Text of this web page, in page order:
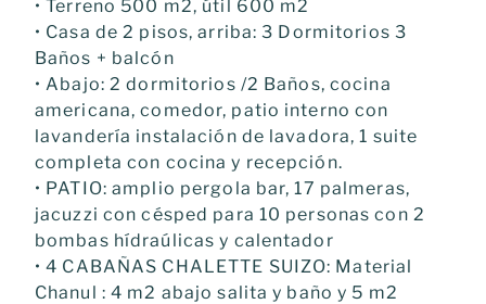
• Terreno 500 m2, útil 600 m2
• Casa de 2 pisos, arriba: 3 Dormitorios 3
Baños + balcón
• Abajo: 2 dormitorios /2 Baños, cocina
americana, comedor, patio interno con
lavandería instalación de lavadora, 1 suite
completa con cocina y recepción.
• PATIO: amplio pergola bar, 17 palmeras,
jacuzzi con césped para 10 personas con 2
bombas hídraúlicas y calentador
• 4 CABAÑAS CHALETTE SUIZO: Material
Chanul : 4 m2 abajo salita y baño y 5 m2